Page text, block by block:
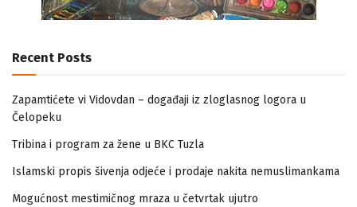
Recent Posts
Zapamtićete vi Vidovdan – događaji iz zloglasnog logora u
Čelopeku
Tribina i program za žene u BKC Tuzla
Islamski propis šivenja odjeće i prodaje nakita nemuslimankama
Mogućnost mestimičnog mraza u četvrtak ujutro